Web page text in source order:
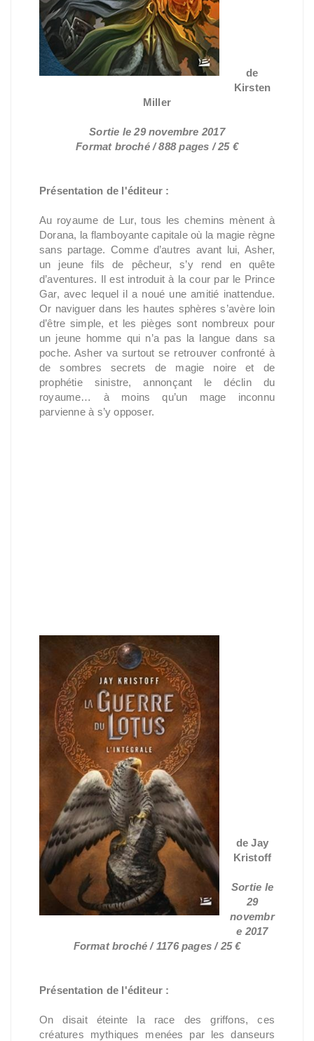
de
Kirsten
Miller
Sortie le 29 novembre 2017
Format broché / 888 pages / 25 €
Présentation de l'éditeur :
Au royaume de Lur, tous les chemins mènent à
Dorana, la flamboyante capitale où la magie règne
sans partage. Comme d’autres avant lui, Asher,
un jeune fils de pêcheur, s’y rend en quête
d’aventures. Il est introduit à la cour par le Prince
Gar, avec lequel il a noué une amitié inattendue.
Or naviguer dans les hautes sphères s’avère loin
d’être simple, et les pièges sont nombreux pour
un jeune homme qui n’a pas la langue dans sa
poche. Asher va surtout se retrouver confronté à
de sombres secrets de magie noire et de
prophétie sinistre, annonçant le déclin du
royaume… à moins qu’un mage inconnu
parvienne à s’y opposer.
de Jay
Kristoff
Sortie le
29
novembr
e 2017
Format broché / 1176 pages / 25 €
Présentation de l'éditeur :
On disait éteinte la race des griffons, ces
créatures mythiques menées par les danseurs